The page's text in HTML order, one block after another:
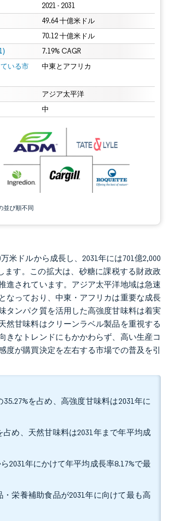
2021 - 2031
49.64 十億米ドル
70.12 十億米ドル
7.19% CAGR
いる市
中東とアフリカ
アジア太平洋
中
並び順不同
。再利用にはCC BY 4.0の表示が必要です。
米ドルから成長し、2031年には701億2,000
ます。この拡大は、砂糖に課税する財政政
進されています。アジア太平洋地域は急速
なっており、中東・アフリカは重要な成長
タンパク質を活用した高強度甘味料は着実
然甘味料はクリーンラベル製品を重視する
きなトレンドにもかかわらず、高い生産コ
度が購買決定を左右する市場での普及を引
を占め、高強度甘味料は2031年に
め、天然甘味料は2031年まで年平均成
2031年にかけて年平均成長率8.17%で最
栄養補助食品が2031年に向けて最も高